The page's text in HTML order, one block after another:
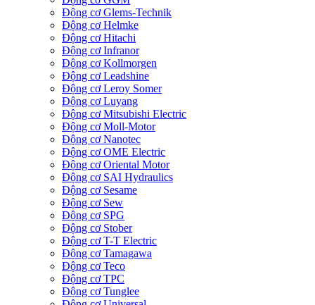
Động cơ Glems-Technik
Động cơ Helmke
Động cơ Hitachi
Động cơ Infranor
Động cơ Kollmorgen
Động cơ Leadshine
Động cơ Leroy Somer
Động cơ Luyang
Động cơ Mitsubishi Electric
Động cơ Moll-Motor
Động cơ Nanotec
Động cơ OME Electric
Động cơ Oriental Motor
Động cơ SAI Hydraulics
Động cơ Sesame
Động cơ Sew
Động cơ SPG
Động cơ Stober
Động cơ T-T Electric
Động cơ Tamagawa
Động cơ Teco
Động cơ TPC
Động cơ Tunglee